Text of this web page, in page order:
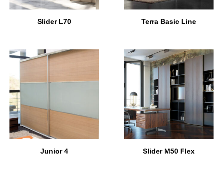
Slider L70 Terra Basic Line
Junior 4 Slider M50 Flex